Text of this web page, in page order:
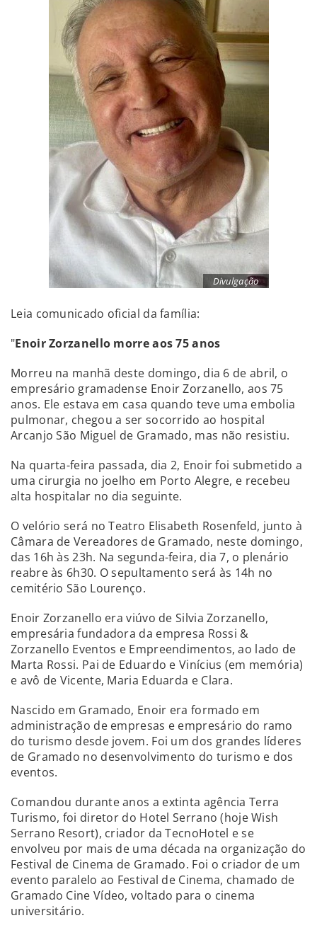
Divulgação
Leia comunicado oficial da família:
"Enoir Zorzanello morre aos 75 anos
Morreu na manhã deste domingo, dia 6 de abril, o
empresário gramadense Enoir Zorzanello, aos 75
anos. Ele estava em casa quando teve uma embolia
pulmonar, chegou a ser socorrido ao hospital
Arcanjo São Miguel de Gramado, mas não resistiu.
Na quarta-feira passada, dia 2, Enoir foi submetido a
uma cirurgia no joelho em Porto Alegre, e recebeu
alta hospitalar no dia seguinte.
O velório será no Teatro Elisabeth Rosenfeld, junto à
Câmara de Vereadores de Gramado, neste domingo,
das 16h às 23h. Na segunda-feira, dia 7, o plenário
reabre às 6h30. O sepultamento será às 14h no
cemitério São Lourenço.
Enoir Zorzanello era viúvo de Silvia Zorzanello,
empresária fundadora da empresa Rossi &
Zorzanello Eventos e Empreendimentos, ao lado de
Marta Rossi. Pai de Eduardo e Vinícius (em memória)
e avô de Vicente, Maria Eduarda e Clara.
Nascido em Gramado, Enoir era formado em
administração de empresas e empresário do ramo
do turismo desde jovem. Foi um dos grandes líderes
de Gramado no desenvolvimento do turismo e dos
eventos.
Comandou durante anos a extinta agência Terra
Turismo, foi diretor do Hotel Serrano (hoje Wish
Serrano Resort), criador da TecnoHotel e se
envolveu por mais de uma década na organização do
Festival de Cinema de Gramado. Foi o criador de um
evento paralelo ao Festival de Cinema, chamado de
Gramado Cine Vídeo, voltado para o cinema
universitário.